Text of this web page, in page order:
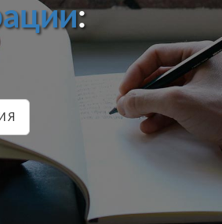
: